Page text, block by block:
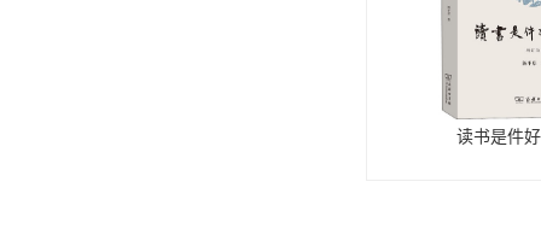
读书是件